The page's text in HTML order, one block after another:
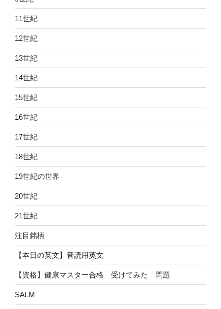
11世紀
12世紀
13世紀
14世紀
15世紀
16世紀
17世紀
18世紀
19世紀の世界
20世紀
21世紀
注目銘柄
【本日の英文】音読用英文
【資格】健康マスター合格 受けてみた 問題
SALM